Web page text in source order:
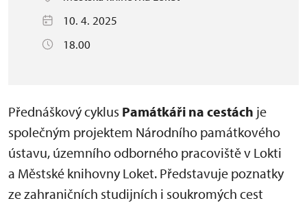
10. 4. 2025
18.00
Přednáškový cyklus Památkáři na cestách je
společným projektem Národního památkového
ústavu, územního odborného pracoviště v Lokti
a Městské knihovny Loket. Představuje poznatky
ze zahraničních studijních i soukromých cest